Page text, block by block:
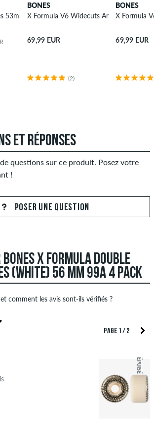
53mm 103A 4 Pack
BONES
X Formula V6 Widecuts Annuals Roues
69,99 EUR
(2)
BONES
X Formula
69,99 EUR
ET RÉPONSES
questions sur ce produit. Posez votre
!
POSER UNE QUESTION
X FORMULA DOUBLE
(WHITE) 56 MM 99A 4 PACK
comment les avis sont-ils vérifiés ?
Ceux-ci seront publiés après notre
ou les droits d'auteur ainsi que
et de la publicité de tiers ne seront pas
étoiles d'un élément affiche la moyenne de
PAGE 1 / 2
ÉPUISÉ